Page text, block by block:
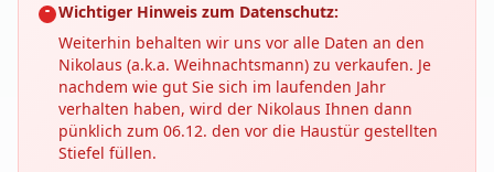
Wichtiger Hinweis zum Datenschutz:
Weiterhin behalten wir uns vor alle Daten an den
Nikolaus (a.k.a. Weihnachtsmann) zu verkaufen. Je
nachdem wie gut Sie sich im laufenden Jahr
verhalten haben, wird der Nikolaus Ihnen dann
pünklich zum 06.12. den vor die Haustür gestellten
Stiefel füllen.